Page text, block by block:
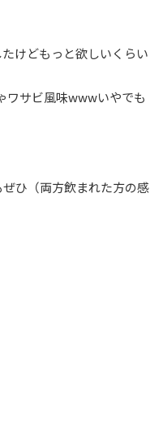
けどもっと欲しいくらい
サビ風味wwwいやでも
ひ（両方飲まれた方の感